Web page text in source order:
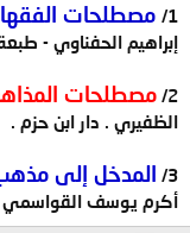
4. طبقات الشافعية،
يوسف الحوت، دار الكتب
5. طبقات الفقهاء
عبد الرحمن ابن
الأولى (1992م)، تحقيق: محيي الدين علي نجيب.
1/ مصطلحات
إبراهيم الحفناوي -
2/ مصطلحات
الظفيري . دار ابن حزم .
3/ المدخل إلى
أكرم يوسف القواسمي .